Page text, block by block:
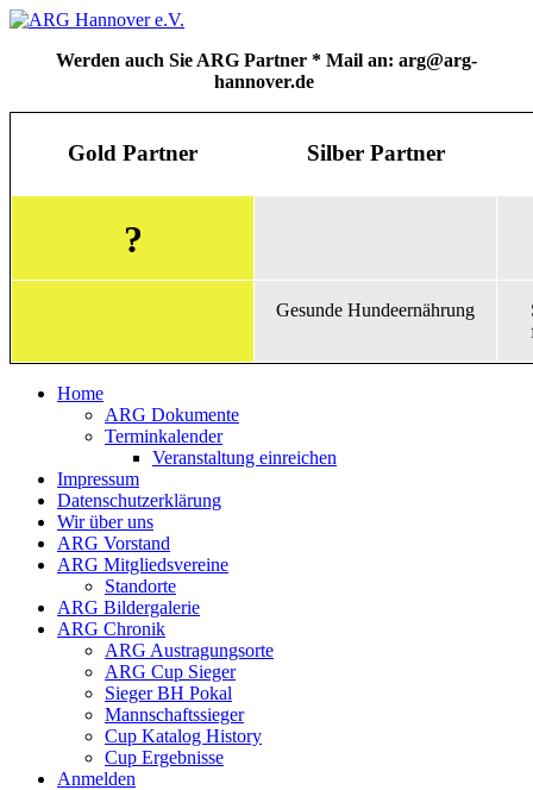
Werden auch Sie ARG Partner * Mail an: arg@arg-
hannover.de
Gold Partner Silber Partner
?
Gesunde Hundeernährung
Home
ARG Dokumente
Terminkalender
Veranstaltung einreichen
Impressum
Datenschutzerklärung
Wir über uns
ARG Vorstand
ARG Mitgliedsvereine
Standorte
ARG Bildergalerie
ARG Chronik
ARG Austragungsorte
ARG Cup Sieger
Sieger BH Pokal
Mannschaftssieger
Cup Katalog History
Cup Ergebnisse
Anmelden